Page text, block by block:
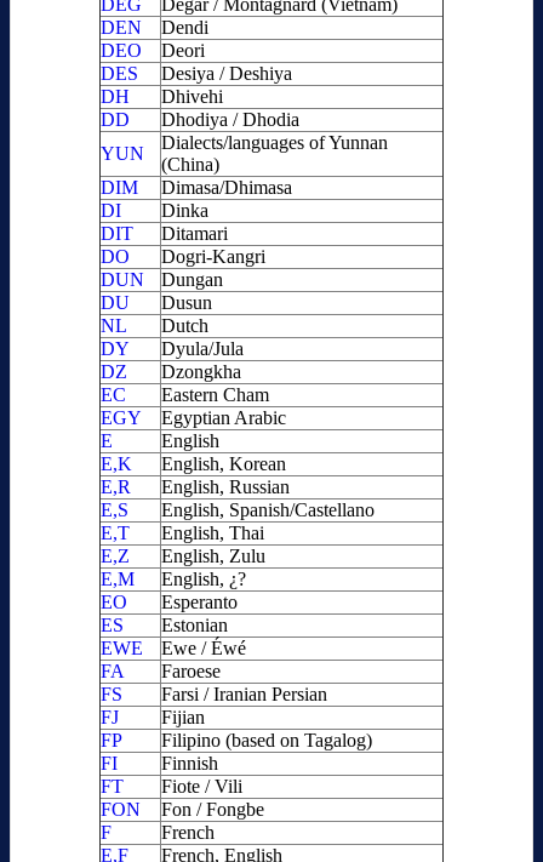
DEG
Degar / Montagnard (Vietnam)
DEN
Dendi
DEO
Deori
DES
Desiya / Deshiya
DH
Dhivehi
DD
Dhodiya / Dhodia
YUN
Dialects/languages of Yunnan
(China)
DIM
Dimasa/Dhimasa
DI
Dinka
DIT
Ditamari
DO
Dogri-Kangri
DUN
Dungan
DU
Dusun
NL
Dutch
DY
Dyula/Jula
DZ
Dzongkha
EC
Eastern Cham
EGY
Egyptian Arabic
E
English
E,K
English, Korean
E,R
English, Russian
E,S
English, Spanish/Castellano
E,T
English, Thai
E,Z
English, Zulu
E,M
English, ¿?
EO
Esperanto
ES
Estonian
EWE
Ewe / Éwé
FA
Faroese
FS
Farsi / Iranian Persian
FJ
Fijian
FP
Filipino (based on Tagalog)
FI
Finnish
FT
Fiote / Vili
FON
Fon / Fongbe
F
French
E,F
French, English